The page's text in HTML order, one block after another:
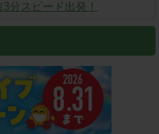
分スピード出発！